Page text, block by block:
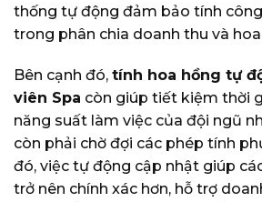
thống tự động đảm bảo tính
trong phân chia doanh thu và
Bên cạnh đó, tính hoa hồng tự
viên Spa còn giúp tiết kiệm thời
năng suất làm việc của đội ngũ
còn phải chờ đợi các phép tính
đó, việc tự động cập nhật giúp
trở nên chính xác hơn, hỗ trợ